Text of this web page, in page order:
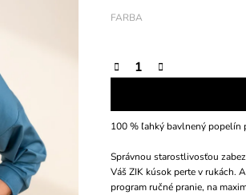
FARBA
100 % ľahký bavlnený popelín
Správnou starostlivosťou
Váš ZIK kúsok perte v rukách.
program ručné pranie, na